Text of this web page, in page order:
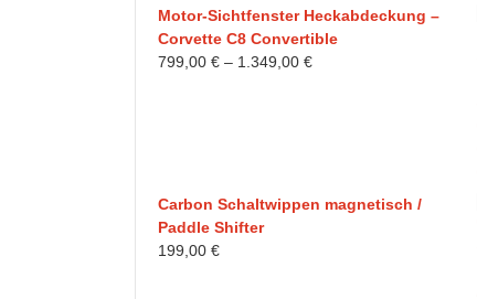
Motor-Sichtfenster Heckabdeckung –
Corvette C8 Convertible
799,00 € – 1.349,00 €
Carbon Schaltwippen magnetisch /
Paddle Shifter
199,00 €